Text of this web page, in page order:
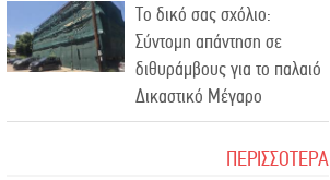
«Σφραγίδα» έργου και
απολογισμού στο
Παναρκαδικό από τον Κυρ.
Διαμαντάκο
Μια «χρυσή» ελαιοκομική
Το δικό σας σχόλιο:
Σύντομη απάντηση σε
διθυράμβους για το παλαιό
Δικαστικό Μέγαρο
Το δικό σας σχόλιο: Ιερή
ΠΕΡΙΣΣΟΤΕΡΑ